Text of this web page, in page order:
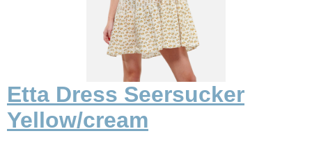
Etta Dress Seersucker
Yellow/cream